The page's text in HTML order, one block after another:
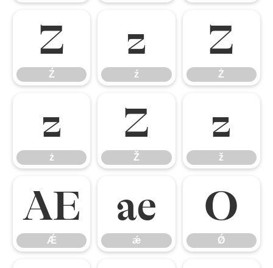
Ź
Ź
ź
ź
Ż
Ż
ż
ż
Ž
Ž
ž
ž
Ǽ
Ǽ
ǽ
ǽ
Ǿ
Ǿ